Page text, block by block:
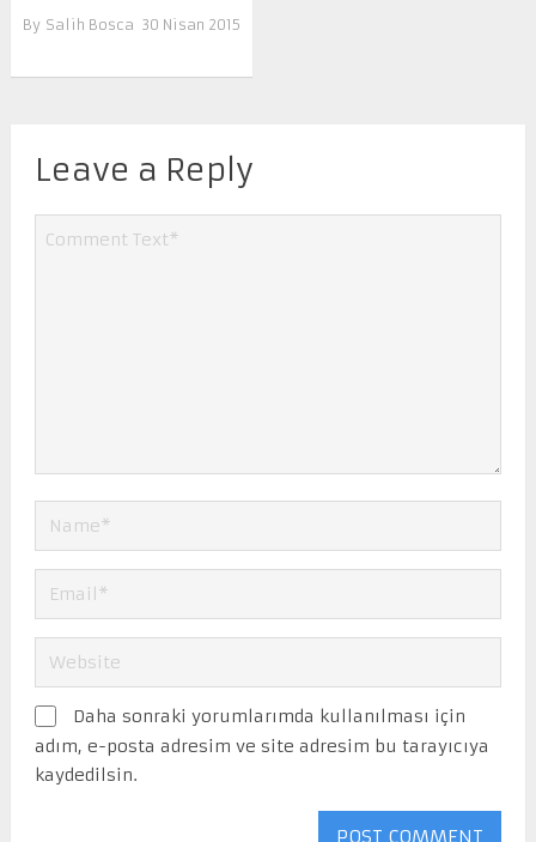
By Salih Bosca 30 Nisan 2015
Leave a Reply
Daha sonraki yorumlarımda kullanılması için
adım, e-posta adresim ve site adresim bu tarayıcıya
kaydedilsin.